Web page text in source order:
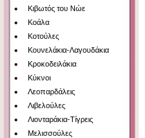
Κιβωτός του Νώε
Κοάλα
Κοτούλες
Κουνελάκια-Λαγουδάκια
Κροκοδειλάκια
Κύκνοι
Λεοπαρδάλεις
Λιβελούλες
Λιονταράκια-Τίγρεις
Μελισσούλες